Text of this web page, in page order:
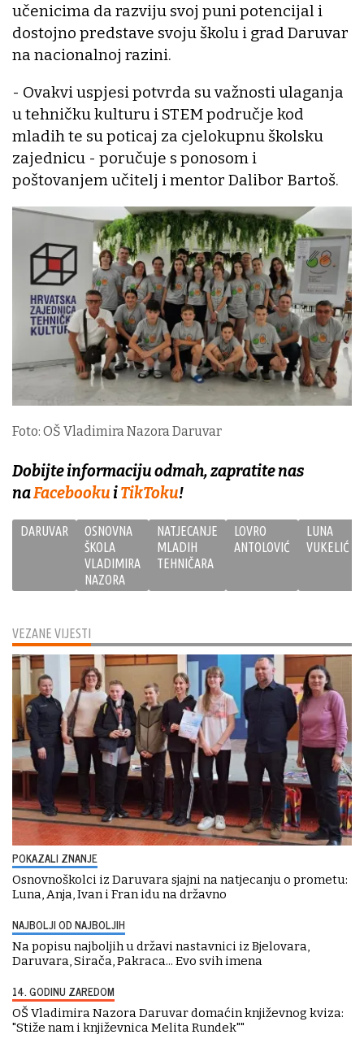
VEZANE VIJESTI
POKAZALI ZNANJE
Osnovnoškolci iz Daruvara sjajni na natjecanju o prometu:
Luna, Anja, Ivan i Fran idu na državno
NAJBOLJI OD NAJBOLJIH
Na popisu najboljih u državi nastavnici iz Bjelovara,
Daruvara, Sirača, Pakraca... Evo svih imena
14. GODINU ZAREDOM
OŠ Vladimira Nazora Daruvar domaćin književnog kviza:
"Stiže nam i književnica Melita Rundek""
učenicima da razviju svoj puni potencijal i
dostojno predstave svoju školu i grad Daruvar
na nacionalnoj razini.
- Ovakvi uspjesi potvrda su važnosti ulaganja
u tehničku kulturu i STEM područje kod
mladih te su poticaj za cjelokupnu školsku
zajednicu - poručuje s ponosom i
poštovanjem učitelj i mentor Dalibor Bartoš.
Foto: OŠ Vladimira Nazora Daruvar
Dobijte informaciju odmah, zapratite nas
naFacebookuiTikToku!
DARUVAR
OSNOVNA
ŠKOLA
VLADIMIRA
NAZORA
NATJECANJE
MLADIH
TEHNIČARA
LOVRO
ANTOLOVIĆ
LUNA
VUKELIĆ